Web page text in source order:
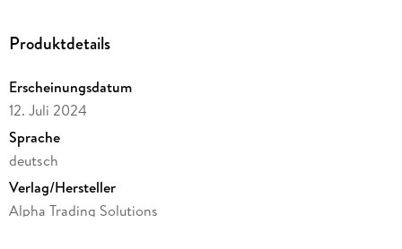
Sommer, Herbst, Winter; Pflegehinweise: 30° Grad
Maschinenwäsche (empfohlen Handwäsche) Materialien: 70%
Produktdetails
Erscheinungsdatum
12. Juli 2024
Sprache
deutsch
Verlag/Hersteller
Alpha Trading Solutions